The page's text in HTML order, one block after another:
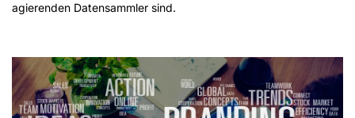
agierenden Datensammler sind.